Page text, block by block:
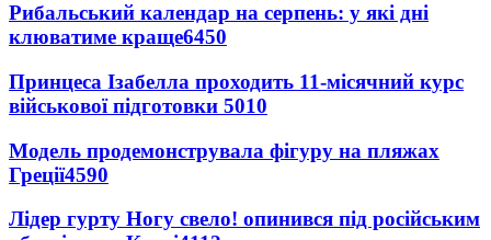
Рибальський календар на серпень: у які дні
клюватиме краще6450
Принцеса Ізабелла проходить 11-місячний курс
військової підготовки 5010
Модель продемонструвала фігуру на пляжах
Греції4590
Лідер гурту Ногу свело! опинився під російським